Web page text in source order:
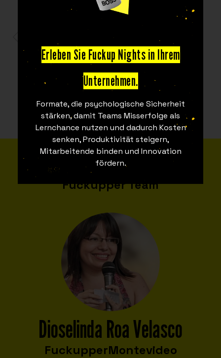
Erleben Sie Fuckup Nights in Ihrem
Unternehmen.
Formate, die psychologische Sicherheit
stärken, damit Teams Misserfolge als
Lernchance nutzen und dadurch Kosten
senken, Produktivität steigern,
Mitarbeitende binden und Innovation
fördern.
TREFFEN SIE DAS TEAM
Fuckupper Team
Dioselinda Roa Velasco
FuckupperMontevideo